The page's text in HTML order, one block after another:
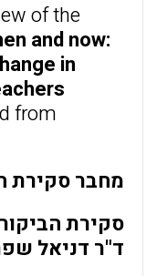
of the
and now:
in
from
מחבר סקירת
סקירת
ד"ר דניאל